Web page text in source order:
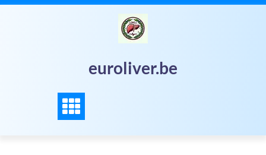
Skip
euroliver.be